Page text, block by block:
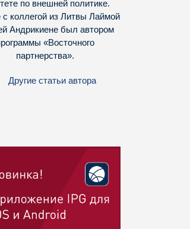
по внешней политике.
с коллегой из Литвы Лаймой
Андрикиене был автором
«Восточного
партнерства».
Другие статьи автора